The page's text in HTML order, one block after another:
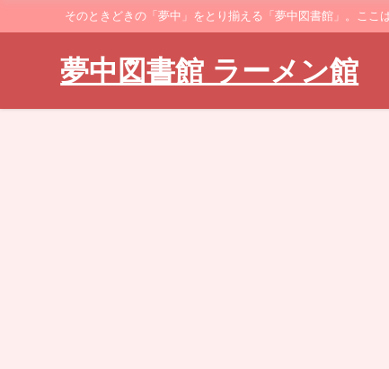
そのときどきの「夢中」をとり揃える「夢中図書館」。ここ
夢中図書館 ラーメン館